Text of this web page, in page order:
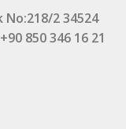
No:218/2 34524
850 346 16 21